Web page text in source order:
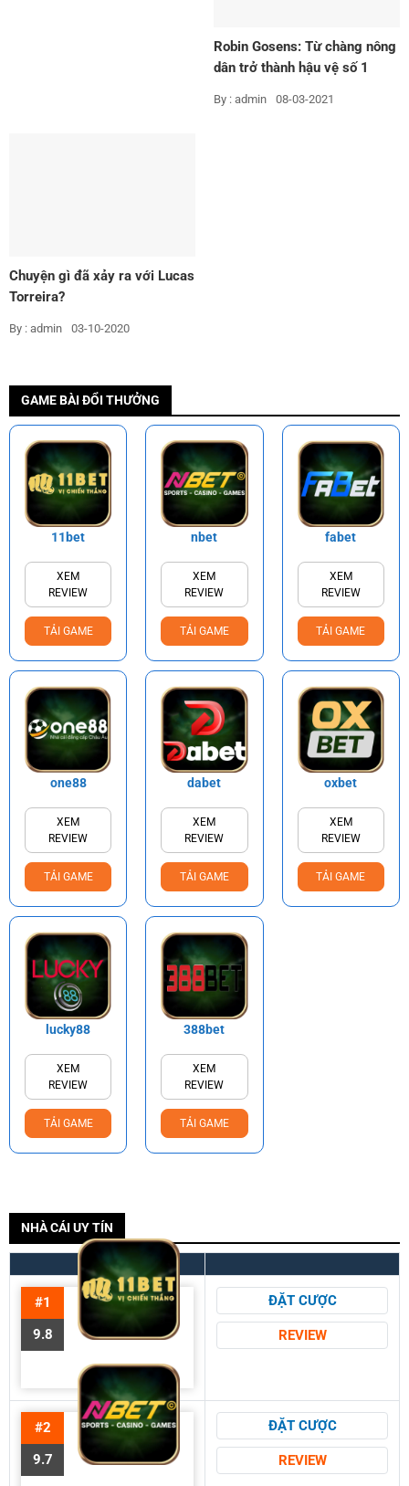
Robin Gosens: Từ chàng nông
dân trở thành hậu vệ số 1
By : admin 08-03-2021
Chuyện gì đã xảy ra với Lucas
Torreira?
By : admin 03-10-2020
GAME BÀI ĐỔI THƯỞNG
11bet
XEM
REVIEW
TẢI GAME
nbet
XEM
REVIEW
TẢI GAME
fabet
XEM
REVIEW
TẢI GAME
one88
XEM
REVIEW
TẢI GAME
dabet
XEM
REVIEW
TẢI GAME
oxbet
XEM
REVIEW
TẢI GAME
lucky88
XEM
REVIEW
TẢI GAME
388bet
XEM
REVIEW
TẢI GAME
NHÀ CÁI UY TÍN
#1
9.8
ĐẶT CƯỢC
REVIEW
#2
9.7
ĐẶT CƯỢC
REVIEW